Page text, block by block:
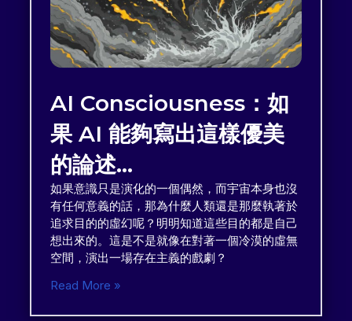
AI Consciousness：如
果 AI 能夠寫出這樣優美
的論述…
如果意識只是演化的一個偶然，而宇宙本身也沒
有任何意義的話，那為什麼人類還是那麼執著於
追求目的的虛幻呢？明明知道這些目的都是自己
想出來的。這是不是就像在對著一個冷漠的虛無
空間，演出一場存在主義的戲劇？
Read More »